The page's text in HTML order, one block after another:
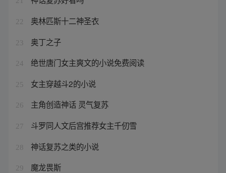
22 奥林匹斯十二神圣衣
23 奥丁之子
24 绝世唐门女主爽文的小说免费阅读
25 女主穿越斗2的小说
26 主角创造神话 灵气复苏
27 斗罗同人文后宫推荐女主千仞雪
28 神话复苏之类的小说
29 魔龙畏斯